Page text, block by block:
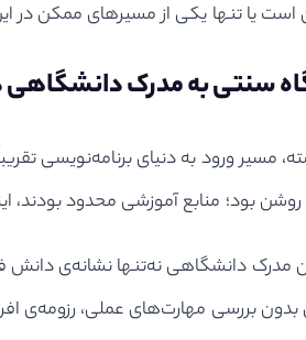
یا تنها یکی از مسیرهای ممکن در
سنتی به مدرک دانشگاهی
مسیر ورود به دنیای برنامه‌نویسی
بود؛ منابع آموزشی محدود بودند،
مدرک دانشگاهی نه‌تنها نشانه‌ی دانش
بررسی مهارت‌های عملی، رزومه‌ی